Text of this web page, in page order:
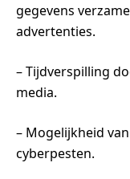
gegevens
advertenties.
– Tijdverspilling
media.
– Mogelijkheid
cyberpesten.